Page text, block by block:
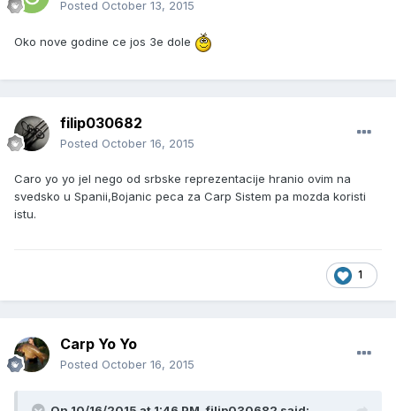
Posted October 13, 2015
Oko nove godine ce jos 3e dole
filip030682
Posted October 16, 2015
Caro yo yo jel nego od srbske reprezentacije hranio ovim na
svedsko u Spanii,Bojanic peca za Carp Sistem pa mozda koristi
istu.
1
Carp Yo Yo
Posted October 16, 2015